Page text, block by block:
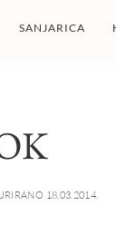
SANJARICA
18.03.2014.